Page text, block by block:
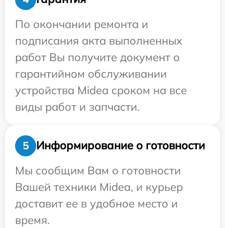
По окончании ремонта и
подписания акта выполненных
работ Вы получите документ о
гарантийном обслуживании
устройства Midea сроком на все
виды работ и запчасти.
5
Информирование о готовности
Мы сообщим Вам о готовности
Вашей техники Midea, и курьер
доставит ее в удобное место и
время.